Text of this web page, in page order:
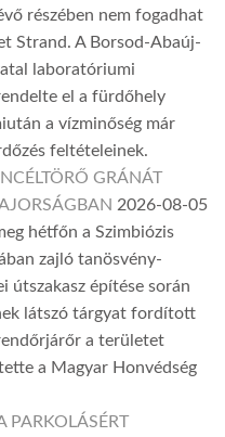
részében nem fogadhat
Strand. A Borsod-Abaúj-
laboratóriumi
el a fürdőhely
a vízminőség már
feltételeinek.
GRÁNÁT
2026-08-05
hétfőn a Szimbiózis
zajló tanösvény-
útszakasz építése során
látszó tárgyat fordított
a területet
a Magyar Honvédség
PARKOLÁSÉRT